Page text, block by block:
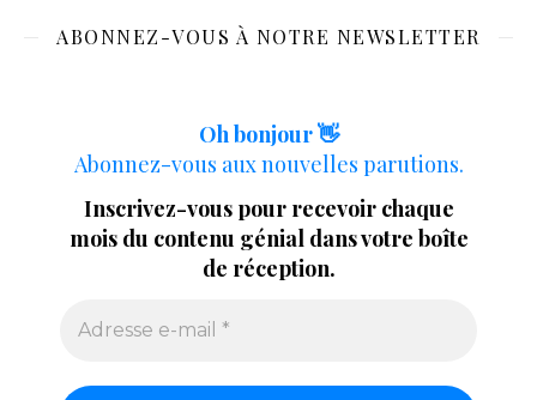
ABONNEZ-VOUS À NOTRE NEWSLETTER
Oh bonjour 👋
Abonnez-vous aux nouvelles parutions.
Inscrivez-vous pour recevoir chaque
mois du contenu génial dans votre boîte
de réception.